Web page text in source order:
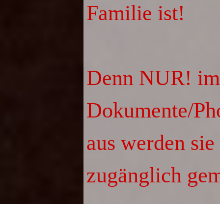
Familie ist!
Denn NUR!
Dokumente/
aus werden
zugänglich